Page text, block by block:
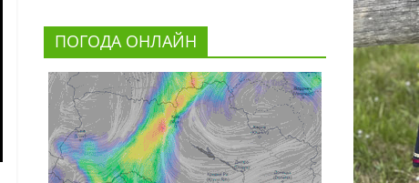
ПОГОДА ОНЛАЙН